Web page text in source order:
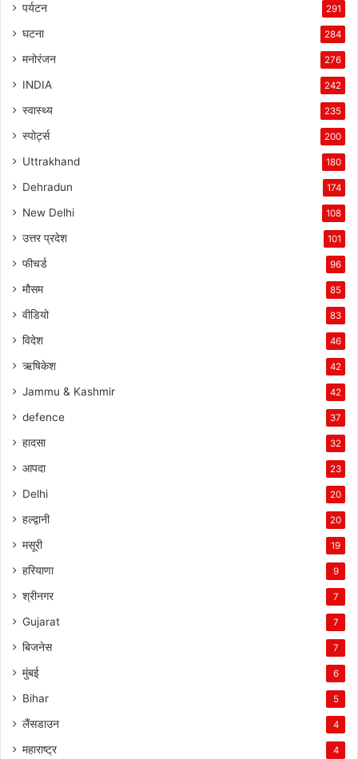
पर्यटन 291
घटना 284
मनोरंजन 276
INDIA 242
स्वास्थ्य 235
स्पोर्ट्स 200
Uttrakhand 180
Dehradun 174
New Delhi 108
उत्तर प्रदेश 101
फीचर्ड 96
मौसम 85
वीडियो 83
विदेश 46
ऋषिकेश 42
Jammu & Kashmir 42
defence 37
हादसा 32
आपदा 23
Delhi 20
हल्द्वानी 20
मसूरी 19
हरियाणा 9
श्रीनगर 7
Gujarat 7
बिजनेस 7
मुंबई 6
Bihar 5
लैंसडाउन 4
महाराष्ट्र 4